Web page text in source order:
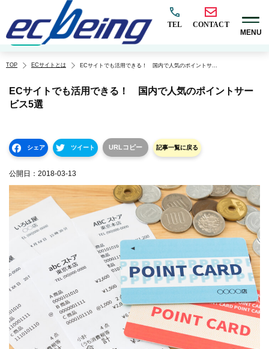
TEL
CONTACT
MENU
TOP ECサイトとは ECサイトでも活用できる！ 国内で人気のポイントサービス5選
ECサイトでも活用できる！ 国内で人気のポイントサー
ビス5選
シェア ツイート URLコピー 記事一覧に戻る
公開日： 2018-03-13
カテゴリ EC構築 マーケティング BtoB